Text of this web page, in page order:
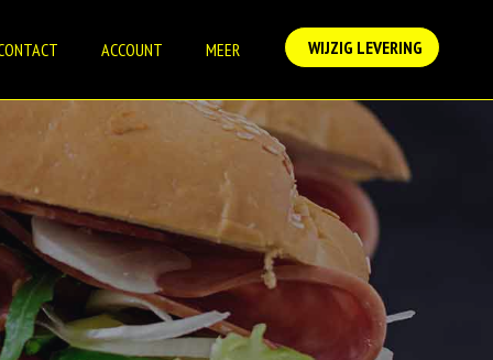
ACCOUNT MEER WIJZIG LEVERING